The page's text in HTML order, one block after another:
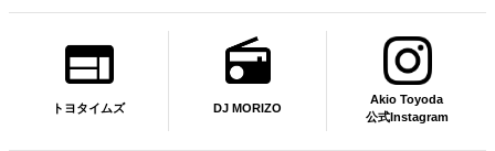
トヨタイムズ DJ MORIZO
Akio Toyoda
公式Instagram